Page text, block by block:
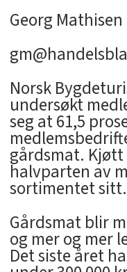
Georg Mathisen
Norsk
undersøkt
seg at 61,5
gårdsmat.
halvparten av
sortimentet sitt.
Gårdsmat blir
og mer og mer
Det siste året